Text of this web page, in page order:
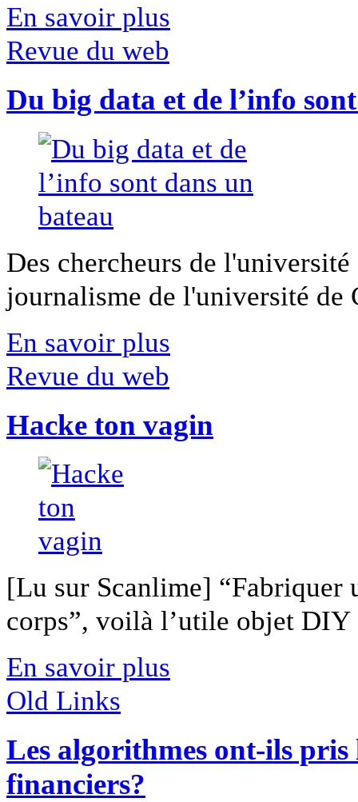
En savoir plus
Revue du web
Du big data et de l’info
Des chercheurs de
journalisme de l'université
En savoir plus
Revue du web
Hacke ton vagin
[Lu sur Scanlime] “Fabriquer
corps”, voilà l’utile objet
En savoir plus
Old Links
Les algorithmes ont-ils pris
financiers?